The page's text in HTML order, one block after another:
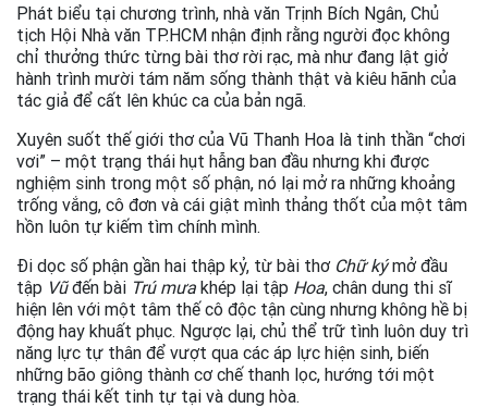
Phát biểu tại chương trình, nhà văn Trịnh Bích Ngân, Chủ
tịch Hội Nhà văn TP.HCM nhận định rằng người đọc không
chỉ thưởng thức từng bài thơ rời rạc, mà như đang lật giở
hành trình mười tám năm sống thành thật và kiêu hãnh của
tác giả để cất lên khúc ca của bản ngã.
Xuyên suốt thế giới thơ của Vũ Thanh Hoa là tinh thần “chơi
vơi” – một trạng thái hụt hẫng ban đầu nhưng khi được
nghiệm sinh trong một số phận, nó lại mở ra những khoảng
trống vắng, cô đơn và cái giật mình thảng thốt của một tâm
hồn luôn tự kiếm tìm chính mình.
Đi dọc số phận gần hai thập kỷ, từ bài thơChữ kýmở đầu
tập Vũđến bài Trú mưa khép lại tập Hoa, chân dung thi sĩ
hiện lên với một tâm thế cô độc tận cùng nhưng không hề bị
động hay khuất phục. Ngược lại, chủ thể trữ tình luôn duy trì
năng lực tự thân để vượt qua các áp lực hiện sinh, biến
những bão giông thành cơ chế thanh lọc, hướng tới một
trạng thái kết tinh tự tại và dung hòa.